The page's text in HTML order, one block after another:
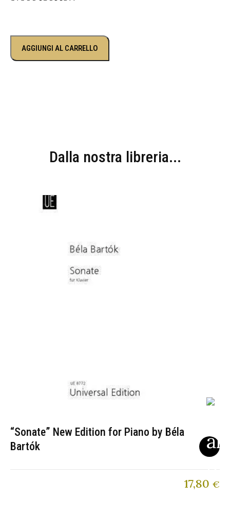
AGGIUNGI AL CARRELLO
Dalla nostra libreria...
“Sonate” New Edition for Piano by Béla
Bartók
17,80 €